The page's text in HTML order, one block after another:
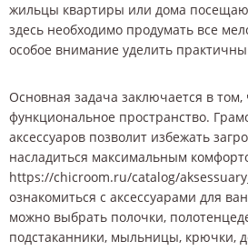
жильцы квартиры или дома
здесь необходимо продумать все
особое внимание уделить
Основная задача заключается в том,
функциональное пространство.
аксессуаров позволит избежать
насладиться максимальным
https://chicroom.ru/catalog/
ознакомиться с аксессуарами для
можно выбрать полочки,
подстаканники, мыльницы, крючки,